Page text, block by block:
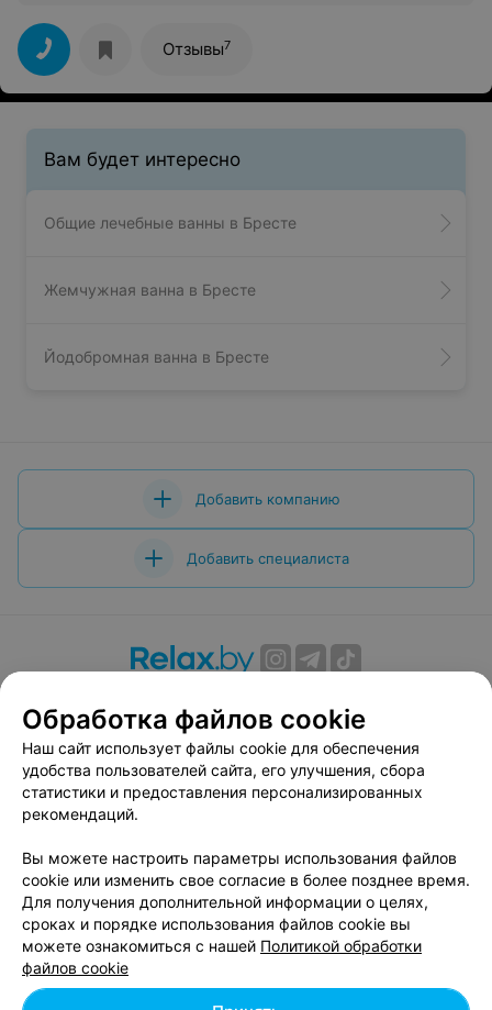
Отзывы7
Вам будет интересно
Общие лечебные ванны в Бресте
Жемчужная ванна в Бресте
Йодобромная ванна в Бресте
Добавить компанию
Добавить специалиста
Вакансии
Публичный договор
Способы оплаты
Публичный договор по использованию сервиса
«Афиша»
Пользовательское соглашение
Связаться по вопросам сотрудничества
Написать руководителю relax.by
Персональные настройки cookie
Обработка персональных данных
Обработка файлов cookie
Наш сайт использует файлы cookie для обеспечения
удобства пользователей сайта, его улучшения, сбора
статистики и предоставления персонализированных
рекомендаций.
Вы можете настроить параметры использования файлов
cookie или изменить свое согласие в более позднее время.
Для получения дополнительной информации о целях,
сроках и порядке использования файлов cookie вы
можете ознакомиться с нашей Политикой обработки
файлов cookie